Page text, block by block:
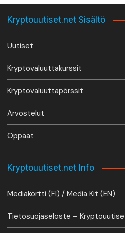
Kryptouutiset.net Sisältö
Uutiset
Kryptovaluuttakurssit
Kryptovaluuttapörssit
Arvostelut
Oppaat
Kryptouutiset.net Info
Mediakortti (FI) / Media Kit (EN)
Tietosuojaseloste –